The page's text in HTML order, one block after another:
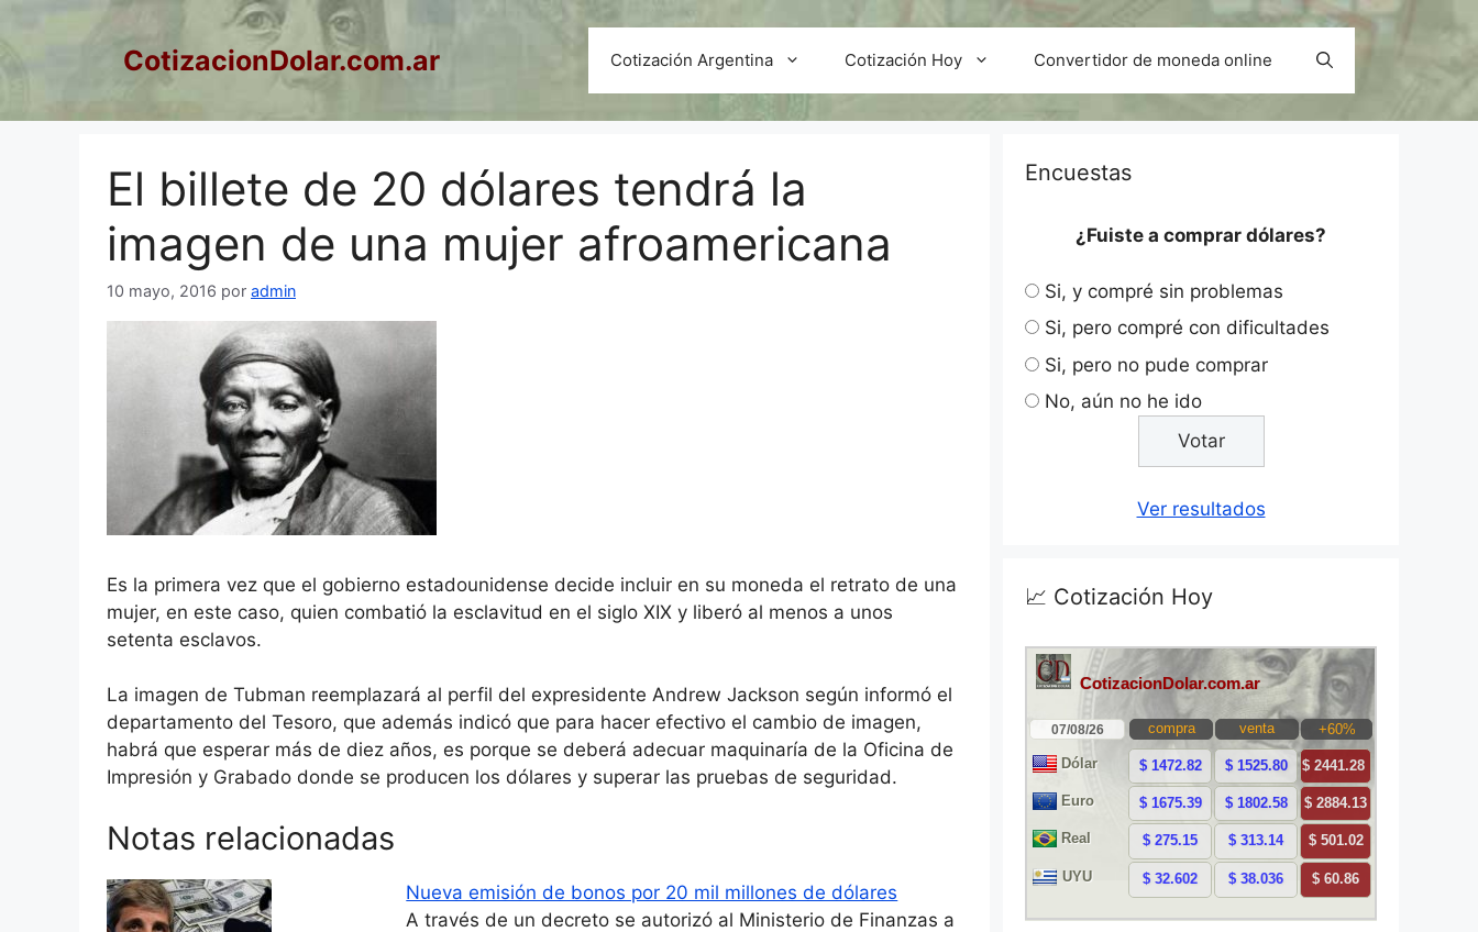
al
CotizacionDolar.com.ar Cotización Argentina Cotización Hoy Convertidor de moneda online
El billete de 20 dólares tendrá la
imagen de una mujer afroamericana
10 mayo, 2016 por admin
Es la primera vez que el gobierno estadounidense decide incluir en su moneda el retrato de una
mujer, en este caso, quien combatió la esclavitud en el siglo XIX y liberó al menos a unos
setenta esclavos.
La imagen de Tubman reemplazará al perfil del expresidente Andrew Jackson según informó el
departamento del Tesoro, que además indicó que para hacer efectivo el cambio de imagen,
habrá que esperar más de diez años, es porque se deberá adecuar maquinaría de la Oficina de
Impresión y Grabado donde se producen los dólares y superar las pruebas de seguridad.
Notas relacionadas
Nueva emisión de bonos por 20 mil millones de dólares
A través de un decreto se autorizó al Ministerio de Finanzas a
Encuestas
¿Fuiste a comprar dólares?
Si, y compré sin problemas
Si, pero compré con dificultades
Si, pero no pude comprar
No, aún no he ido
Ver resultados
📈 Cotización Hoy